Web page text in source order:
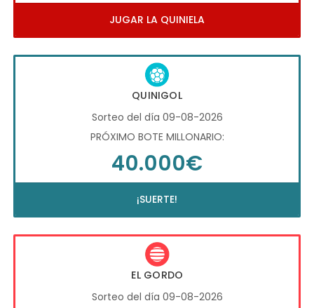
JUGAR LA QUINIELA
QUINIGOL
Sorteo del día 09-08-2026
PRÓXIMO BOTE MILLONARIO:
40.000€
¡SUERTE!
EL GORDO
Sorteo del día 09-08-2026